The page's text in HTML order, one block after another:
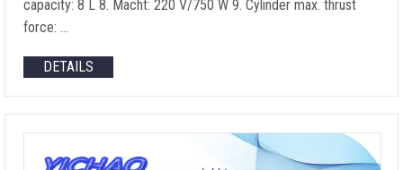
capacity: 8 L 8. Macht: 220 V/750 W 9. Cylinder max. thrust
force: …
DETAILS